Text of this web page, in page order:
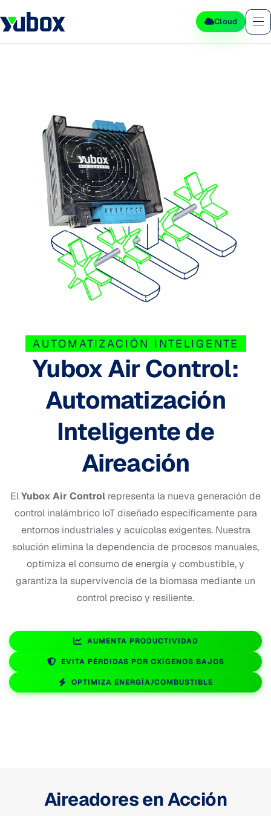
Cloud
AUTOMATIZACIÓN INTELIGENTE
Yubox Air Control:
Automatización
Inteligente de
Aireación
ElYubox Air Control representa la nueva generación de
control inalámbrico IoT diseñado específicamente para
entornos industriales y acuícolas exigentes. Nuestra
solución elimina la dependencia de procesos manuales,
optimiza el consumo de energía y combustible, y
garantiza la supervivencia de la biomasa mediante un
control preciso y resiliente.
AUMENTA PRODUCTIVIDAD
EVITA PÉRDIDAS POR OXÍGENOS BAJOS
OPTIMIZA ENERGÍA/COMBUSTIBLE
Aireadores en Acción